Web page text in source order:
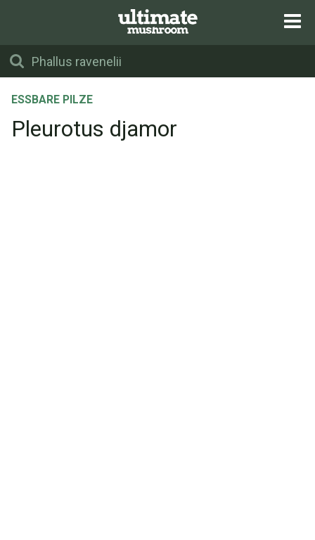
ESSBARE PILZE
Pleurotus djamor